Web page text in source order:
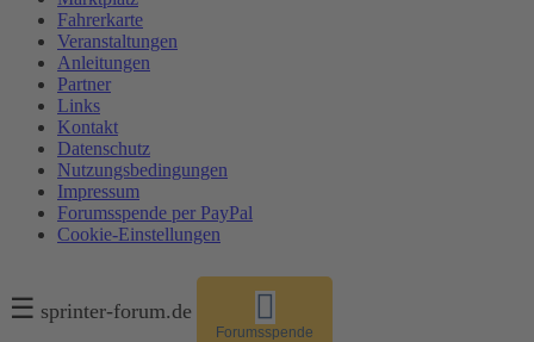
Fahrerkarte
Veranstaltungen
Anleitungen
Partner
Links
Kontakt
Datenschutz
Nutzungsbedingungen
Impressum
Forumsspende per PayPal
Cookie-Einstellungen
☰ sprinter-forum.de
Forumsspende